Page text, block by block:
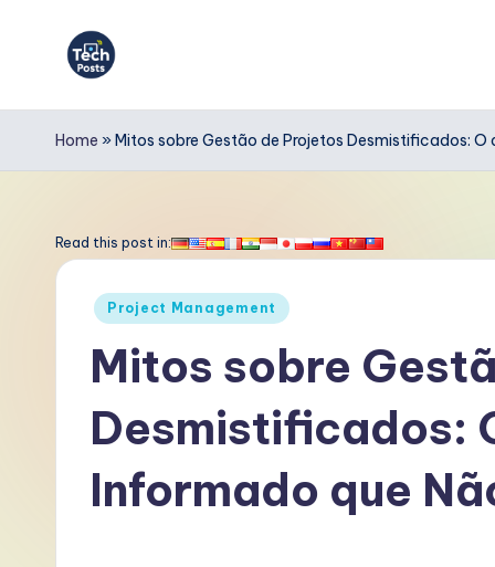
T
e
h
Home » Mitos sobre Gestão de Projetos Desmistificados: O
Read this post in:
Posted
Project Management
Mitos sobre
Desmistificados:
Informado que